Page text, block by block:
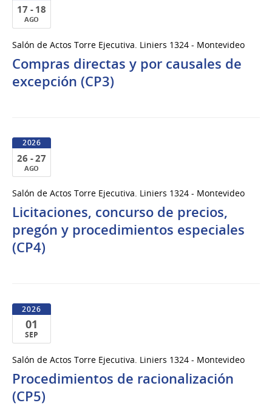
17 - 18
AGO
al
18
de
Salón de Actos Torre Ejecutiva. Liniers 1324 - Montevideo
Compras directas y por causales de
excepción (CP3)
2026
26 - 27
AGO
al
27
de
Ago
del
Salón de Actos Torre Ejecutiva. Liniers 1324 - Montevideo
Licitaciones, concurso de precios,
pregón y procedimientos especiales
(CP4)
2026
01
SEP
de
Sep
del
Salón de Actos Torre Ejecutiva. Liniers 1324 - Montevideo
Procedimientos de racionalización
(CP5)